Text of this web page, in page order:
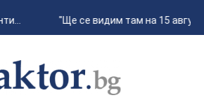
"Ще се видим там на 15 август"